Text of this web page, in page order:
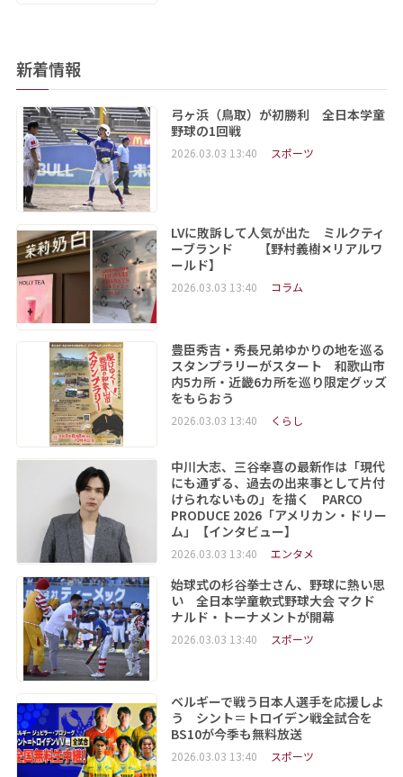
新着情報
弓ヶ浜（鳥取）が初勝利 全日本学童
野球の1回戦
2026.03.03 13:40 スポーツ
LVに敗訴して人気が出た ミルクティ
ーブランド 【野村義樹✕リアルワ
ールド】
2026.03.03 13:40 コラム
豊臣秀吉・秀長兄弟ゆかりの地を巡る
スタンプラリーがスタート 和歌山市
内5カ所・近畿6カ所を巡り限定グッズ
をもらおう
2026.03.03 13:40 くらし
中川大志、三谷幸喜の最新作は「現代
にも通ずる、過去の出来事として片付
けられないもの」を描く PARCO
PRODUCE 2026「アメリカン・ドリー
ム」【インタビュー】
2026.03.03 13:40 エンタメ
始球式の杉谷拳士さん、野球に熱い思
い 全日本学童軟式野球大会 マクド
ナルド・トーナメントが開幕
2026.03.03 13:40 スポーツ
ベルギーで戦う日本人選手を応援しよ
う シント＝トロイデン戦全試合を
BS10が今季も無料放送
2026.03.03 13:40 スポーツ